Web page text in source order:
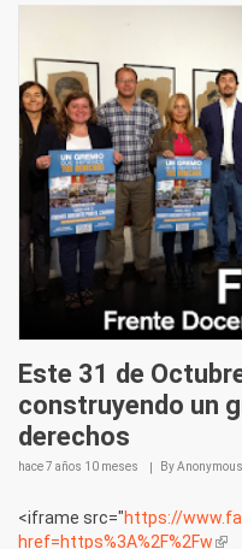
Este 31 de
construyendo un
derechos
hace7 años 10 meses By
<iframe src="https://
href=https%3A%2F%2Fw